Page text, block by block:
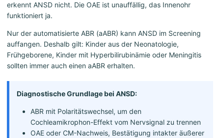
erkennt ANSD nicht. Die OAE ist unauffällig, das Innenohr
funktioniert ja.
Nur der automatisierte ABR (aABR) kann ANSD im Screening
auffangen. Deshalb gilt: Kinder aus der Neonatologie,
Frühgeborene, Kinder mit Hyperbilirubinämie oder Meningitis
sollten immer auch einen aABR erhalten.
Diagnostische Grundlage bei ANSD:
ABR mit Polaritätswechsel, um den
Cochleamikrophon-Effekt vom Nervsignal zu trennen
OAE oder CM-Nachweis, Bestätigung intakter äußerer